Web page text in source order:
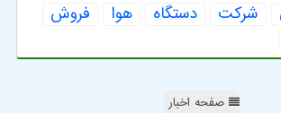
شركت دستگاه هوا
فروش
صفحه اخبار